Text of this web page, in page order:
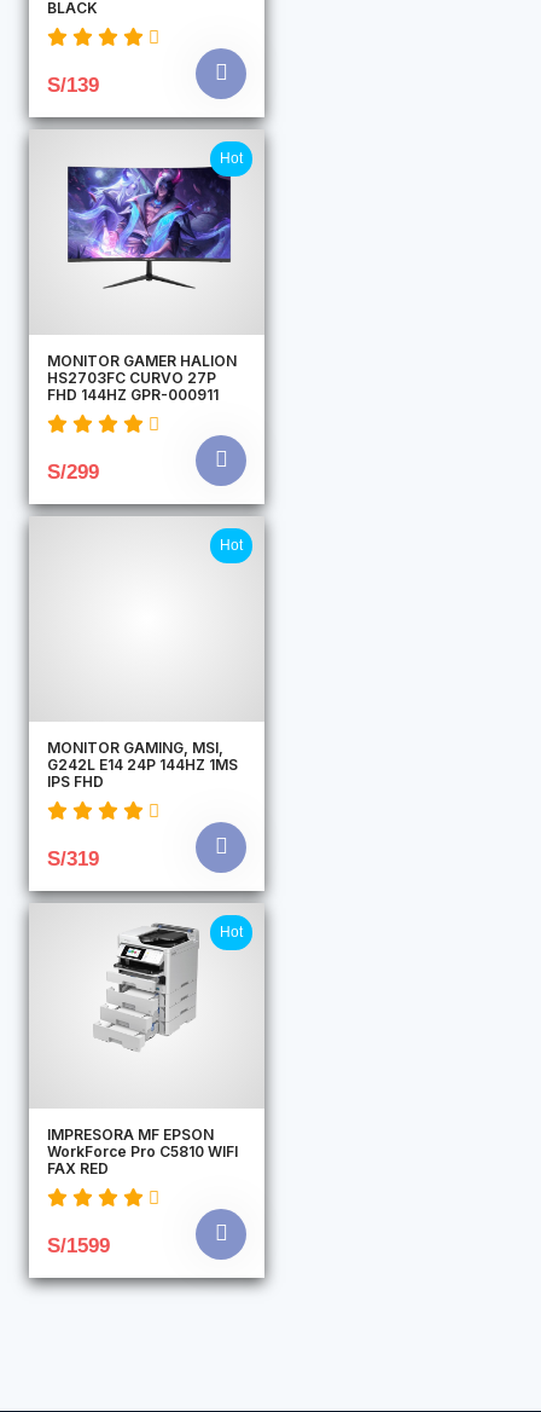
BLACK
S/139
Hot
MONITOR GAMER HALION
HS2703FC CURVO 27P
FHD 144HZ GPR-000911
S/299
Hot
MONITOR GAMING, MSI,
G242L E14 24P 144HZ 1MS
IPS FHD
S/319
Hot
IMPRESORA MF EPSON
WorkForce Pro C5810 WIFI
FAX RED
S/1599